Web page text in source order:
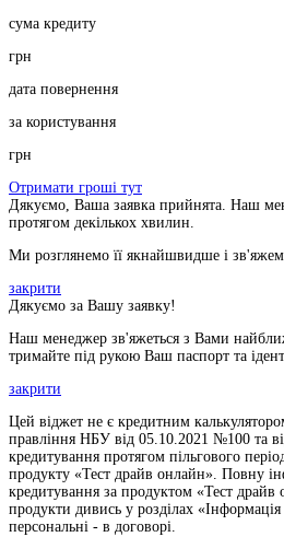
сума кредиту
грн
дата повернення
за користування
грн
Отримати гроші тут
Дякуємо, Ваша заявка прийнята. Наш
протягом декількох хвилин.
Ми розглянемо її якнайшвидше і
закрити
Дякуємо за Вашу заявку!
Наш менеджер зв'яжеться з Вами
тримайте під рукою Ваш паспорт та
закрити
Цей віджет не є кредитним
правління НБУ від 05.10.2021 №100 та
кредитування протягом пільгового
продукту «Тест драйв онлайн». Повну
кредитування за продуктом «Тест драйв
продукти дивись у розділах
персональні - в договорі.